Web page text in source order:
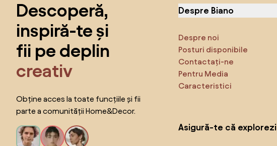
Descoperă,
inspiră-te și
fii pe deplin
creativ
Obține acces la toate funcțiile și fii
parte a comunității Home&Decor.
Despre Biano
Despre noi
Posturi disponibile
Contactați-ne
Pentru Media
Caracteristici
Asigură-te că explorezi